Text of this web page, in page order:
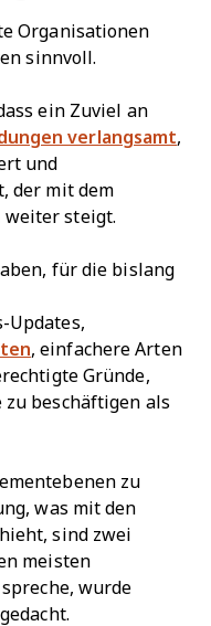
Organisationen
sinnvoll.
ein Zuviel an
verlangsamt,
und
der mit dem
weiter steigt.
für die bislang
Updates,
, einfachere Arten
Gründe,
beschäftigen als
zu
was mit den
sind zwei
meisten
wurde